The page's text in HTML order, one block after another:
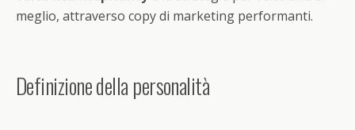
meglio, attraverso copy di marketing performanti.
Definizione della personalità